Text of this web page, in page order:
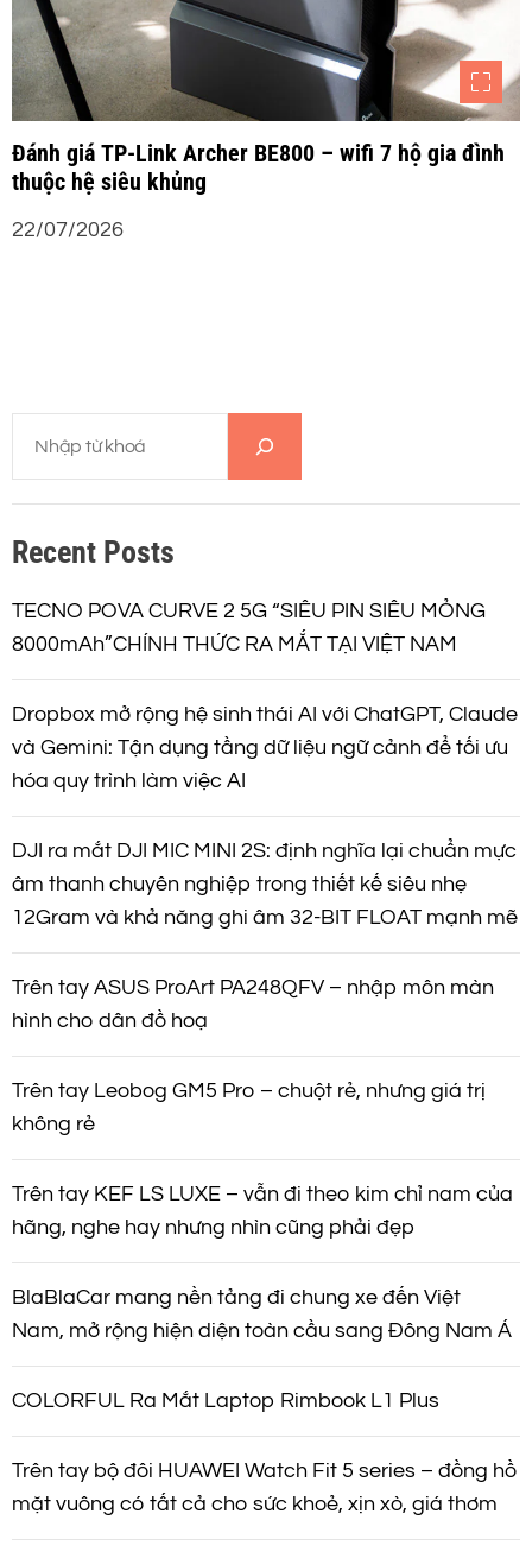
Đánh giá TP-Link Archer BE800 – wifi 7 hộ gia đình
thuộc hệ siêu khủng
22/07/2026
m
i
m
Recent Posts
TECNO POVA CURVE 2 5G “SIÊU PIN SIÊU MỎNG
8000mAh”CHÍNH THỨC RA MẮT TẠI VIỆT NAM
Dropbox mở rộng hệ sinh thái AI với ChatGPT, Claude
và Gemini: Tận dụng tầng dữ liệu ngữ cảnh để tối ưu
hóa quy trình làm việc AI
DJI ra mắt DJI MIC MINI 2S: định nghĩa lại chuẩn mực
âm thanh chuyên nghiệp trong thiết kế siêu nhẹ
12Gram và khả năng ghi âm 32-BIT FLOAT mạnh mẽ
Trên tay ASUS ProArt PA248QFV – nhập môn màn
hình cho dân đồ hoạ
Trên tay Leobog GM5 Pro – chuột rẻ, nhưng giá trị
không rẻ
Trên tay KEF LS LUXE – vẫn đi theo kim chỉ nam của
hãng, nghe hay nhưng nhìn cũng phải đẹp
BlaBlaCar mang nền tảng đi chung xe đến Việt
Nam, mở rộng hiện diện toàn cầu sang Đông Nam Á
COLORFUL Ra Mắt Laptop Rimbook L1 Plus
Trên tay bộ đôi HUAWEI Watch Fit 5 series – đồng hồ
mặt vuông có tất cả cho sức khoẻ, xịn xò, giá thơm